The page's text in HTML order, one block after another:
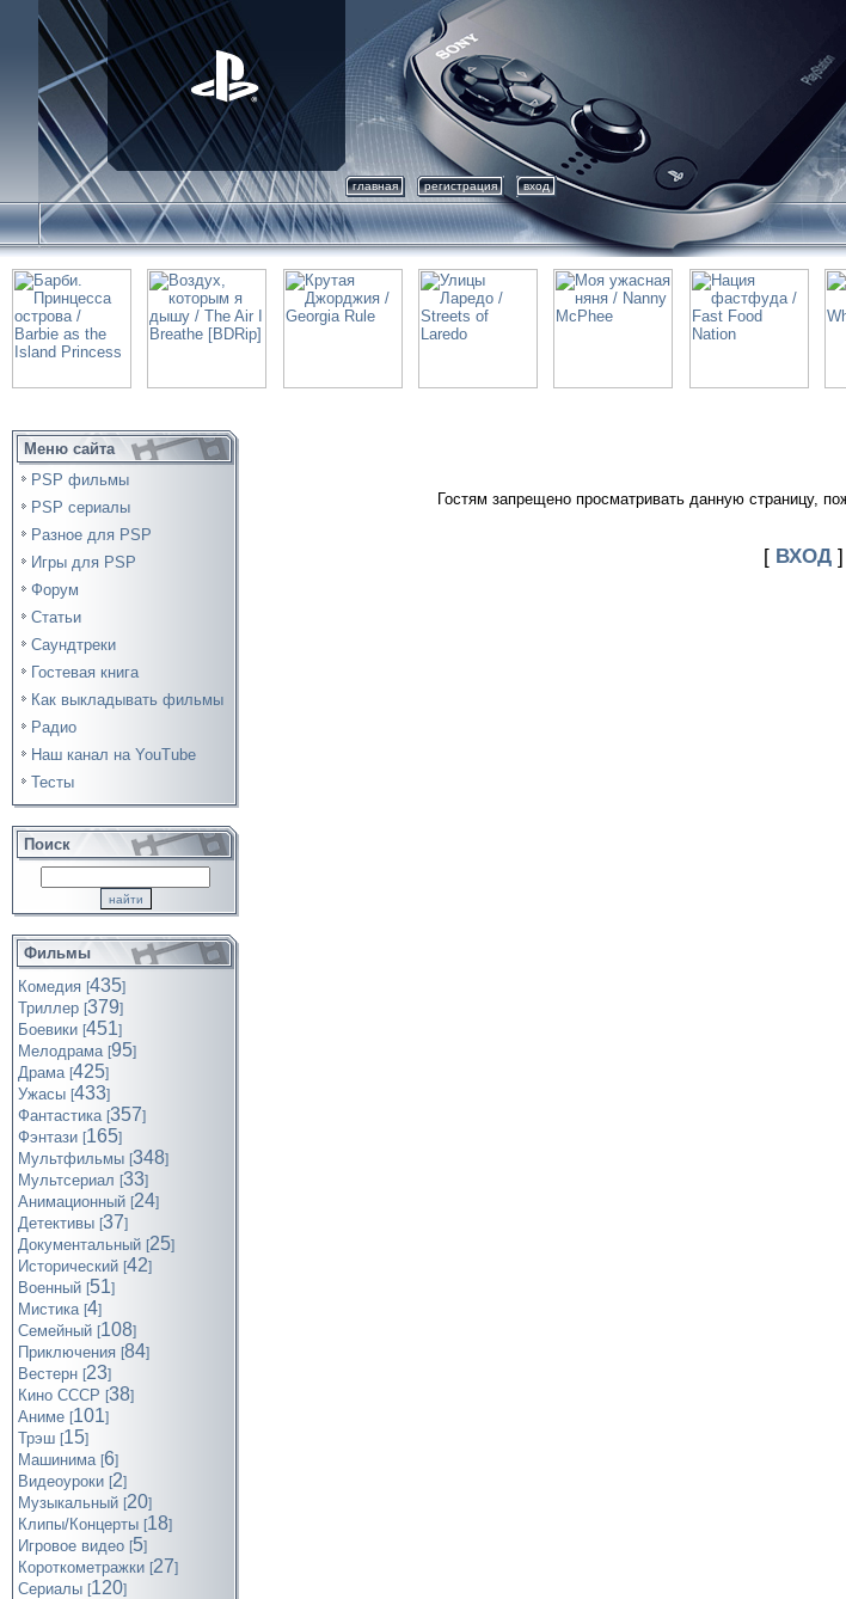
главная регистрация вход
Меню сайта
PSP фильмы
PSP сериалы
Разное для PSP
Игры для PSP
Форум
Статьи
Саундтреки
Гостевая книга
Как выкладывать фильмы
Радио
Наш канал на YouTube
Тесты
Поиск
Фильмы
Комедия [435]
Триллер [379]
Боевики [451]
Мелодрама [95]
Драма [425]
Ужасы [433]
Фантастика [357]
Фэнтази [165]
Мультфильмы [348]
Мультсериал [33]
Анимационный [24]
Детективы [37]
Документальный [25]
Исторический [42]
Военный [51]
Мистика [4]
Семейный [108]
Приключения [84]
Вестерн [23]
Кино СССР [38]
Аниме [101]
Трэш [15]
Машинима [6]
Видеоуроки [2]
Музыкальный [20]
Клипы/Концерты [18]
Игровое видео [5]
Короткометражки [27]
Cериалы [120]
Гостям запрещено просматривать данную страницу,
[ ВХОД]